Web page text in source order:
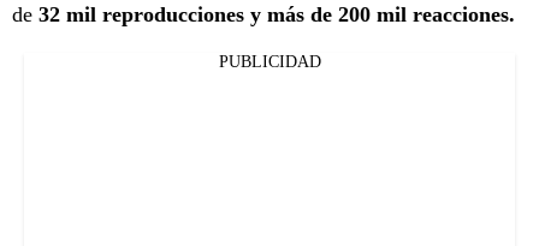
de 32 mil reproducciones y más de 200 mil reacciones.
PUBLICIDAD